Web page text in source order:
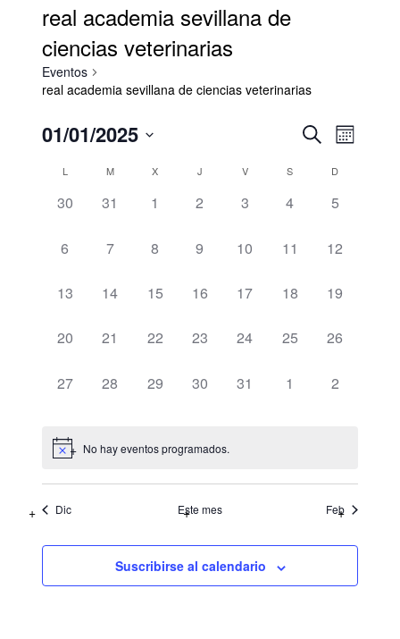
real academia sevillana de
ciencias veterinarias
Eventos
real academia sevillana de ciencias veterinarias
Navegación
de
búsqueda
vistas
Eventos
Buscarde
Mes
01/01/2025
fecha.
Calendario
de
Eventos
L M X J V S D
0
30
0
31
0
1
0
2
0
3
0
4
0
5
0
6
0
7
0
8
0
9
0
10
0
11
0
12
0
13
0
14
0
15
0
16
0
17
0
18
0
19
0
20
0
21
0
22
0
23
0
24
0
25
0
26
0
27
0
28
0
29
0
30
0
31
0
1
0
2
No hay eventos programados.
Dic Este mes Feb
Suscribirse al calendario